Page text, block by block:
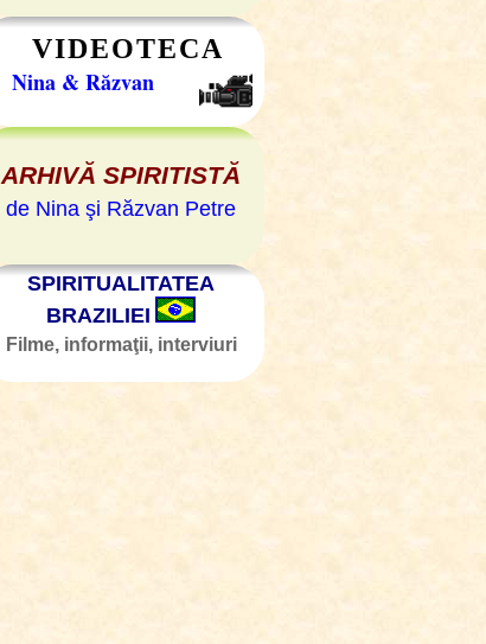
VIDEOTECA
Nina & Răzvan
ARHIVĂ SPIRITISTĂ
de Nina şi Răzvan Petre
SPIRITUALITATEA
BRAZILIEI
Filme, informaţii, interviuri